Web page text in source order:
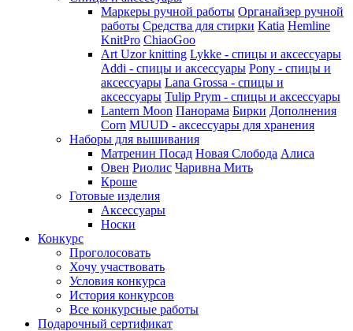
Маркеры ручной работы Органайзер ручной
работы Средства для стирки Katia Hemline
KnitPro ChiaoGoo
Art Uzor knitting Lykke - спицы и аксессуары
Addi - спицы и аксессуары Pony - спицы и
аксессуары Lana Grossa - спицы и
аксессуары Tulip Prym - спицы и аксессуары
Lantern Moon Панорама Бирки Дополнения
Corn MUUD - аксессуары для хранения
Наборы для вышивания
Матренин Посад Новая Слобода Алиса
Овен Риолис Чаривна Мить
Кроше
Готовые изделия
Аксессуары
Носки
Конкурс
Проголосовать
Хочу участвовать
Условия конкурса
История конкурсов
Все конкурсные работы
Подарочный сертификат